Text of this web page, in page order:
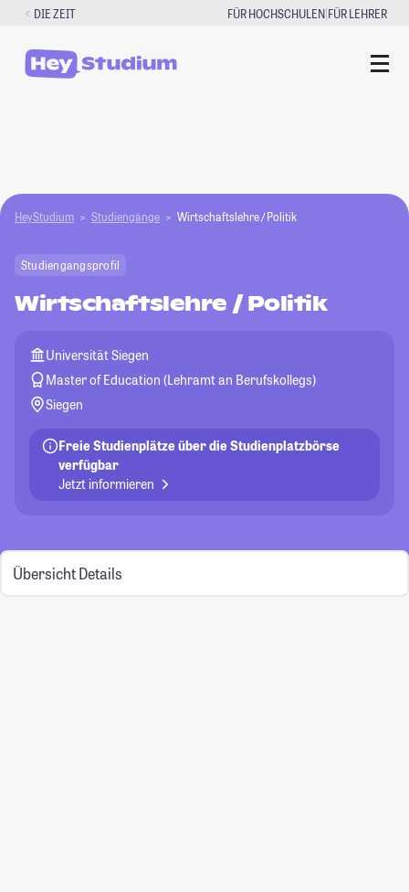
Zum
springen
DIE ZEIT FÜR HOCHSCHULEN|FÜR LEHRER
HeyStudium Studiengänge Wirtschaftslehre / Politik
Studiengangsprofil
Wirtschaftslehre / Politik
Universität Siegen
Master of Education (Lehramt an Berufskollegs)
Siegen
Freie Studienplätze über die Studienplatzbörse
verfügbar
Jetzt informieren
Übersicht Details